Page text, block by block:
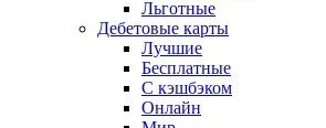
Льготные
Дебетовые карты
Лучшие
Бесплатные
С кэшбэком
Онлайн